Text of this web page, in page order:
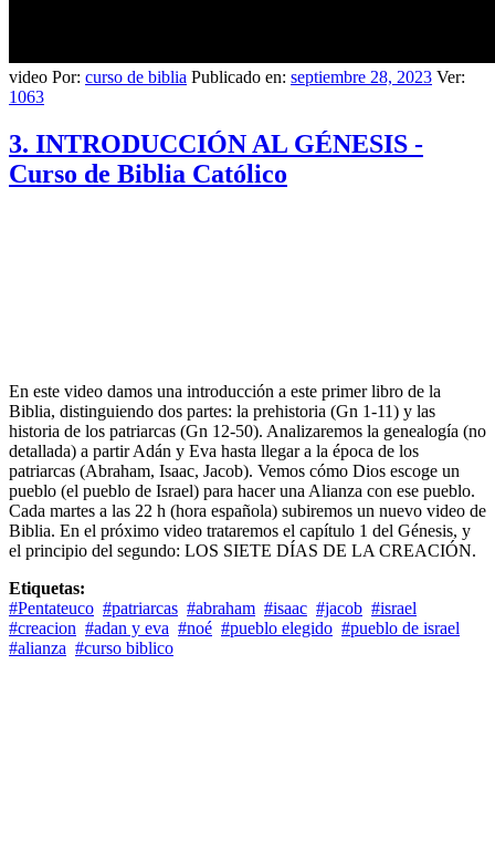
video Por: curso de biblia Publicado en: septiembre 28, 2023 Ver:
1063
3. INTRODUCCIÓN AL GÉNESIS -
Curso de Biblia Católico
En este video damos una introducción a este primer libro de la
Biblia, distinguiendo dos partes: la prehistoria (Gn 1-11) y las
historia de los patriarcas (Gn 12-50). Analizaremos la genealogía (no
detallada) a partir Adán y Eva hasta llegar a la época de los
patriarcas (Abraham, Isaac, Jacob). Vemos cómo Dios escoge un
pueblo (el pueblo de Israel) para hacer una Alianza con ese pueblo.
Cada martes a las 22 h (hora española) subiremos un nuevo video de
Biblia. En el próximo video trataremos el capítulo 1 del Génesis, y
el principio del segundo: LOS SIETE DÍAS DE LA CREACIÓN.
Etiquetas:
#Pentateuco #patriarcas #abraham #isaac #jacob #israel
#creacion #adan y eva #noé #pueblo elegido #pueblo de israel
#alianza #curso biblico